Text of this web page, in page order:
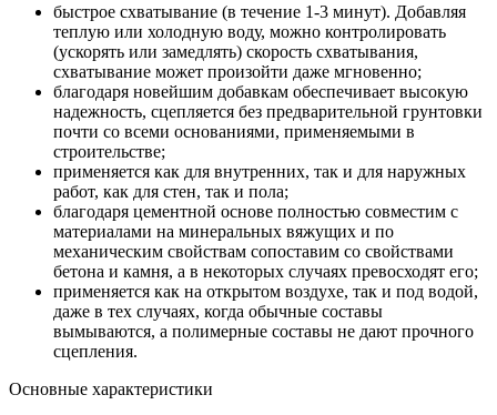
быстрое схватывание (в течение 1-3 минут). Добавляя
теплую или холодную воду, можно контролировать
(ускорять или замедлять) скорость схватывания,
схватывание может произойти даже мгновенно;
благодаря новейшим добавкам обеспечивает высокую
надежность, сцепляется без предварительной грунтовки
почти со всеми основаниями, применяемыми в
строительстве;
применяется как для внутренних, так и для наружных
работ, как для стен, так и пола;
благодаря цементной основе полностью совместим с
материалами на минеральных вяжущих и по
механическим свойствам сопоставим со свойствами
бетона и камня, а в некоторых случаях превосходят его;
применяется как на открытом воздухе, так и под водой,
даже в тех случаях, когда обычные составы
вымываются, а полимерные составы не дают прочного
сцепления.
Основные характеристики